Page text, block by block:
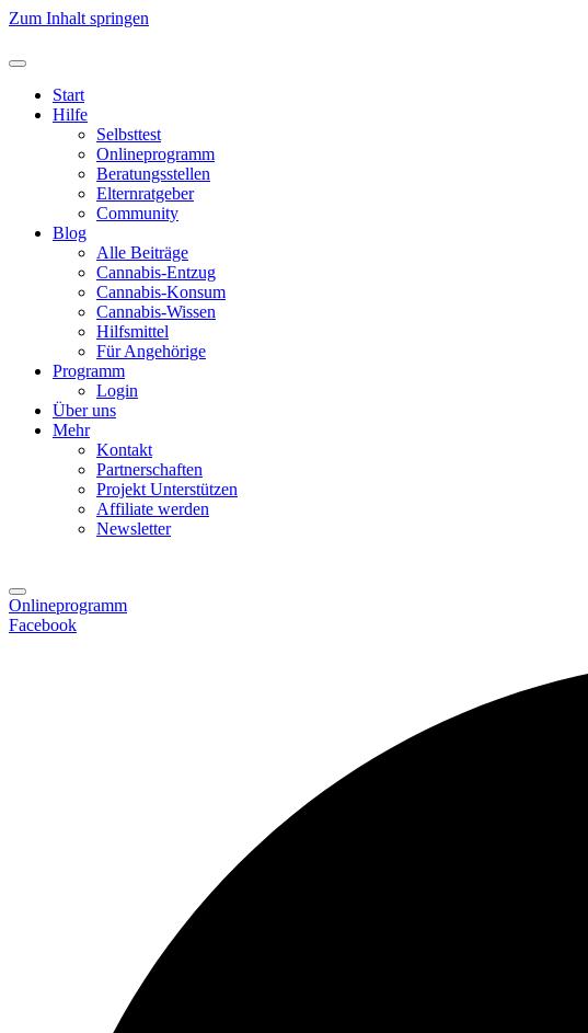
Zum Inhalt springen
Start
Hilfe
Selbsttest
Onlineprogramm
Beratungsstellen
Elternratgeber
Community
Blog
Alle Beiträge
Cannabis-Entzug
Cannabis-Konsum
Cannabis-Wissen
Hilfsmittel
Für Angehörige
Programm
Login
Über uns
Mehr
Kontakt
Partnerschaften
Projekt Unterstützen
Affiliate werden
Newsletter
Onlineprogramm
Facebook